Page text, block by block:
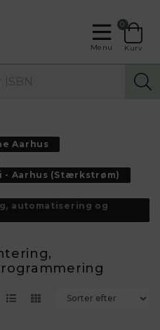
Menu
0
Kurv
Aarhus
Aarhus (Stærkstrøm)
automatisering og